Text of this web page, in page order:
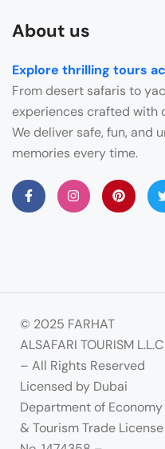
About us
Explore thrilling tours
From desert safaris to
experiences crafted with
We deliver safe, fun, and
memories every time.
© 2025 FARHAT
ALSAFARI TOURISM L.L.C
– All Rights Reserved
Licensed by Dubai
Department of Economy
& Tourism Trade License